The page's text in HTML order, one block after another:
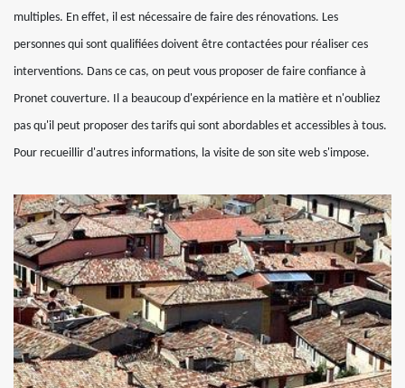
multiples. En effet, il est nécessaire de faire des rénovations. Les
personnes qui sont qualifiées doivent être contactées pour réaliser ces
interventions. Dans ce cas, on peut vous proposer de faire confiance à
Pronet couverture. Il a beaucoup d'expérience en la matière et n'oubliez
pas qu'il peut proposer des tarifs qui sont abordables et accessibles à tous.
Pour recueillir d'autres informations, la visite de son site web s'impose.